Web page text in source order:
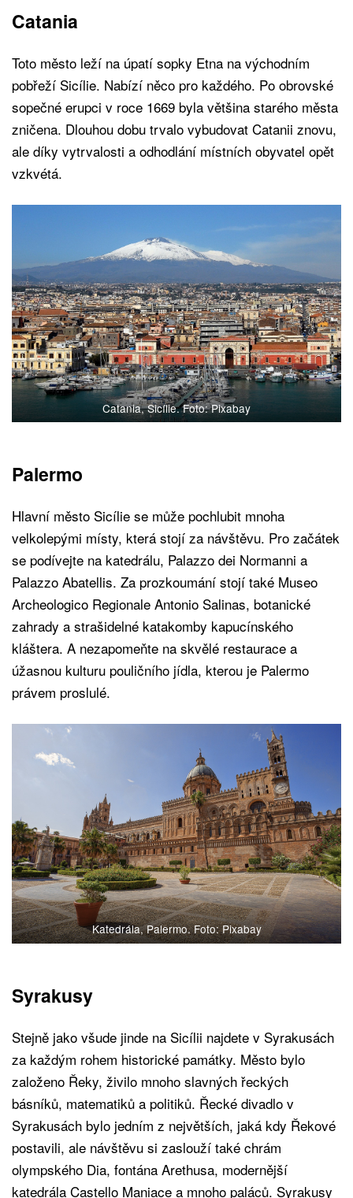
Catania
Toto město leží na úpatí sopky Etna na východním
pobřeží Sicílie. Nabízí něco pro každého. Po obrovské
sopečné erupci v roce 1669 byla většina starého města
zničena. Dlouhou dobu trvalo vybudovat Catanii znovu,
ale díky vytrvalosti a odhodlání místních obyvatel opět
vzkvétá.
Catania, Sicílie. Foto: Pixabay
Palermo
Hlavní město Sicílie se může pochlubit mnoha
velkolepými místy, která stojí za návštěvu. Pro začátek
se podívejte na katedrálu, Palazzo dei Normanni a
Palazzo Abatellis. Za prozkoumání stojí také Museo
Archeologico Regionale Antonio Salinas, botanické
zahrady a strašidelné katakomby kapucínského
kláštera. A nezapomeňte na skvělé restaurace a
úžasnou kulturu pouličního jídla, kterou je Palermo
právem proslulé.
Katedrála, Palermo. Foto: Pixabay
Syrakusy
Stejně jako všude jinde na Sicílii najdete v Syrakusách
za každým rohem historické památky. Město bylo
založeno Řeky, živilo mnoho slavných řeckých
básníků, matematiků a politiků. Řecké divadlo v
Syrakusách bylo jedním z největších, jaká kdy Řekové
postavili, ale návštěvu si zaslouží také chrám
olympského Dia, fontána Arethusa, modernější
katedrála Castello Maniace a mnoho paláců. Syrakusy